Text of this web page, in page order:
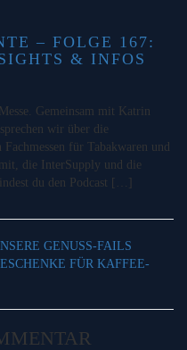
– FOLGE 167:
& INFOS
Gemeinsam mit Katrin
wir über die
für Tabakwaren und
die InterSupply und die
du den Podcast […]
GENUSS-FAILS
FÜR KAFFEE-